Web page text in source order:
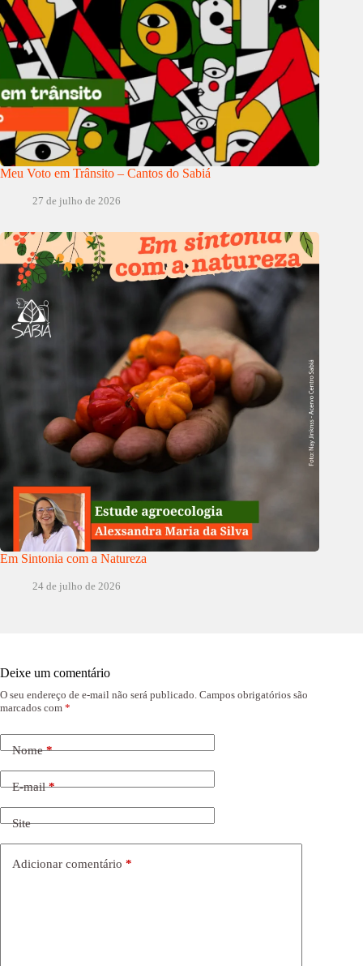
Meu Voto em Trânsito – Cantos do Sabiá
27 de julho de 2026
Em Sintonia com a Natureza
24 de julho de 2026
Deixe um comentário
O seu endereço de e-mail não será publicado. Campos obrigatórios são
marcados com *
Nome*
E-mail*
Site
Adicionar comentário *